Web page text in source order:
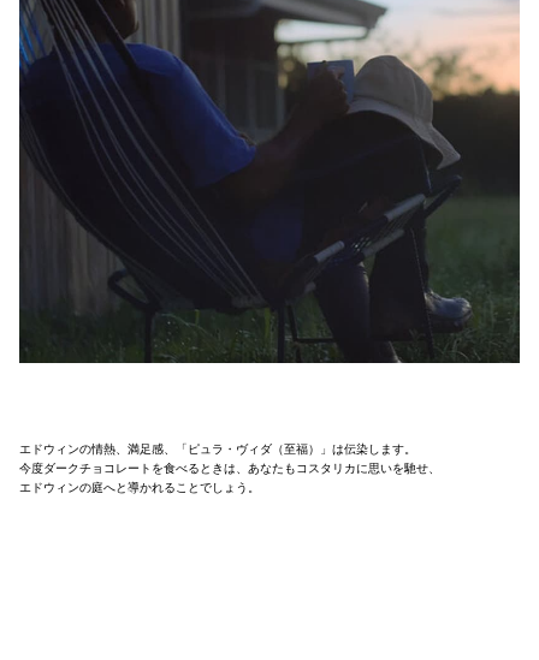
エドウィンの情熱、満足感、「ピュラ・ヴィダ（至福）」は伝染します。
今度ダークチョコレートを食べるときは、あなたもコスタリカに思いを馳せ、
エドウィンの庭へと導かれることでしょう。